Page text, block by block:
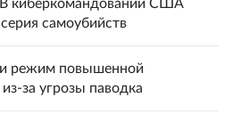
В киберкомандовании США
самоубийств
режим повышенной
за угрозы паводка